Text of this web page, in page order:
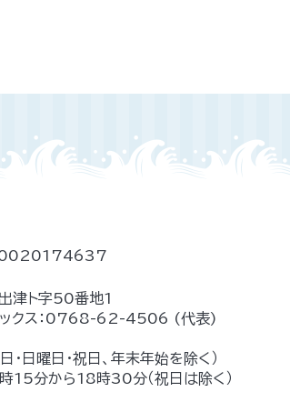
ト字50番地1
クス： 0768-62-4506 (代表)
日曜日・祝日、年末年始を除く）
15分から18時30分（祝日は除く）